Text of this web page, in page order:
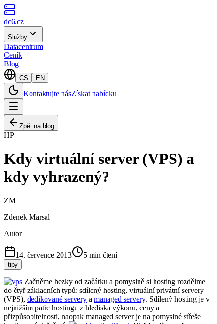
dc6.cz
Služby
Datacentrum
Ceník
Blog
CS EN
Kontaktujte násZískat nabídku
Zpět na blog
HP
Kdy virtuální server (VPS) a
kdy vyhrazený?
ZM
Zdenek Marsal
Autor
14. července 2013 5 min čtení
tipy
Začněme hezky od začátku a pomyslně si hosting rozdělme
do čtyř základních typů: sdílený hosting, virtuální privátní servery
(VPS), dedikované servery a managed servery. Sdílený hosting je v
nejnižším patře hostingu z hlediska výkonu, ceny a
přizpůsobitelnosti, naopak managed server je na pomyslné střeše